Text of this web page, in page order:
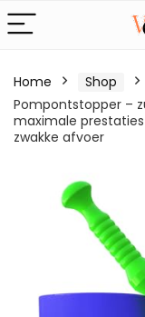
Home Shop
Pompontstopper –
maximale
zwakke afvoer